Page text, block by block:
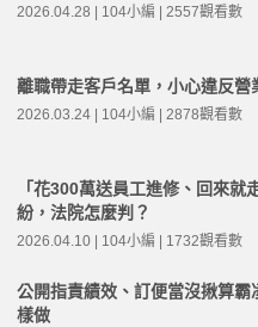
2026.04.28 | 104小編 | 2557觀看數
離職帶走客戶名單，小心違反營
2026.03.24 | 104小編 | 2878觀看數
「花300萬送員工進修、回來就
紛，法院怎麼判？
2026.04.10 | 104小編 | 1732觀看數
公開指責績效、訂便當沒揪算霸
樣做